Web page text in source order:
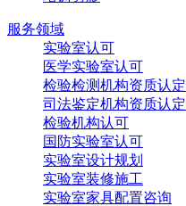
服务领域
实验室认可
医学实验室认可
检验检测机构资质认定
司法鉴定机构资质认定
检验机构认可
国防实验室认可
实验室设计规划
实验室装修施工
实验室家具配置咨询